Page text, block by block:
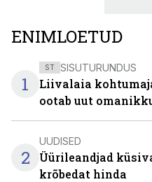
ENIMLOETUD
1
ST SISUTURUNDUS
Liivalaia
ootab uut
2
UUDISED
Üürileandjad
krõbedat hinda